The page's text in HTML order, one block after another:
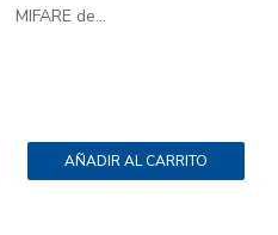
MIFARE de...
AÑADIR AL CARRITO